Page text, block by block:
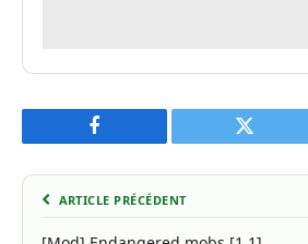
Facebook Twitter
ARTICLE PRÉCÉDENT